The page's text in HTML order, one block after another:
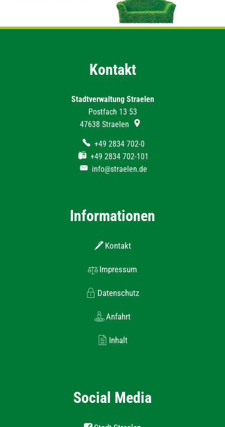
Kontakt
Stadtverwaltung Straelen
Postfach 13 53
47638 Straelen
+49 2834 702-0
+49 2834 702-101
info@straelen.de
Informationen
Kontakt
Impressum
Datenschutz
Anfahrt
Inhalt
Social Media